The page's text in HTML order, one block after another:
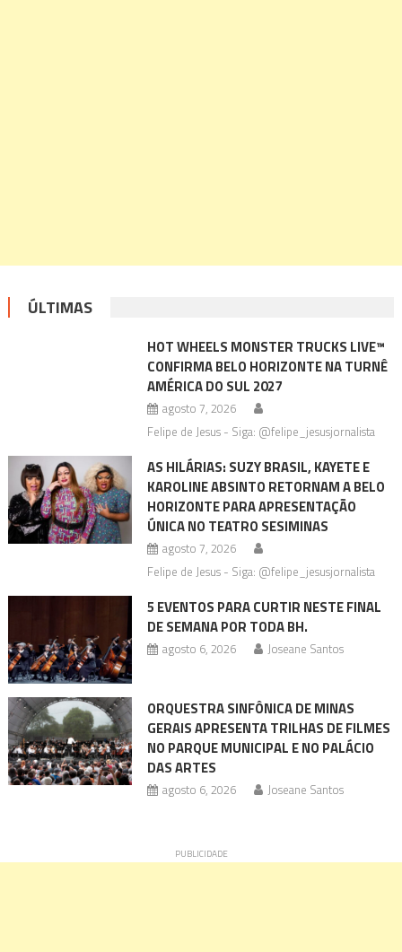
ÚLTIMAS
HOT WHEELS MONSTER TRUCKS LIVE™
CONFIRMA BELO HORIZONTE NA TURNÊ
AMÉRICA DO SUL 2027
agosto 7, 2026
Felipe de Jesus - Siga: @felipe_jesusjornalista
AS HILÁRIAS: SUZY BRASIL, KAYETE E
KAROLINE ABSINTO RETORNAM A BELO
HORIZONTE PARA APRESENTAÇÃO
ÚNICA NO TEATRO SESIMINAS
agosto 7, 2026
Felipe de Jesus - Siga: @felipe_jesusjornalista
5 EVENTOS PARA CURTIR NESTE FINAL
DE SEMANA POR TODA BH.
agosto 6, 2026 Joseane Santos
ORQUESTRA SINFÔNICA DE MINAS
GERAIS APRESENTA TRILHAS DE FILMES
NO PARQUE MUNICIPAL E NO PALÁCIO
DAS ARTES
agosto 6, 2026 Joseane Santos